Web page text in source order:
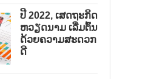
ປີ 2022, ເສດຖະກິດ
ຫວຽດນາມ ເລີ່ມຕົ້ນ
ດ້ວຍຄວາມສະດວກ
ດີ